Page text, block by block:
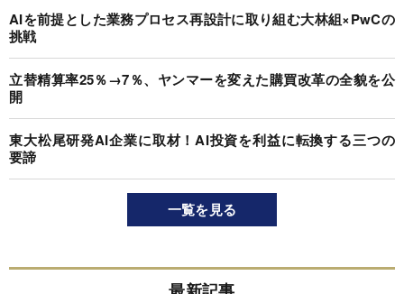
AIを前提とした業務プロセス再設計に取り組む大林組×PwCの
挑戦
立替精算率25％→7％、ヤンマーを変えた購買改革の全貌を公
開
東大松尾研発AI企業に取材！AI投資を利益に転換する三つの
要諦
一覧を見る